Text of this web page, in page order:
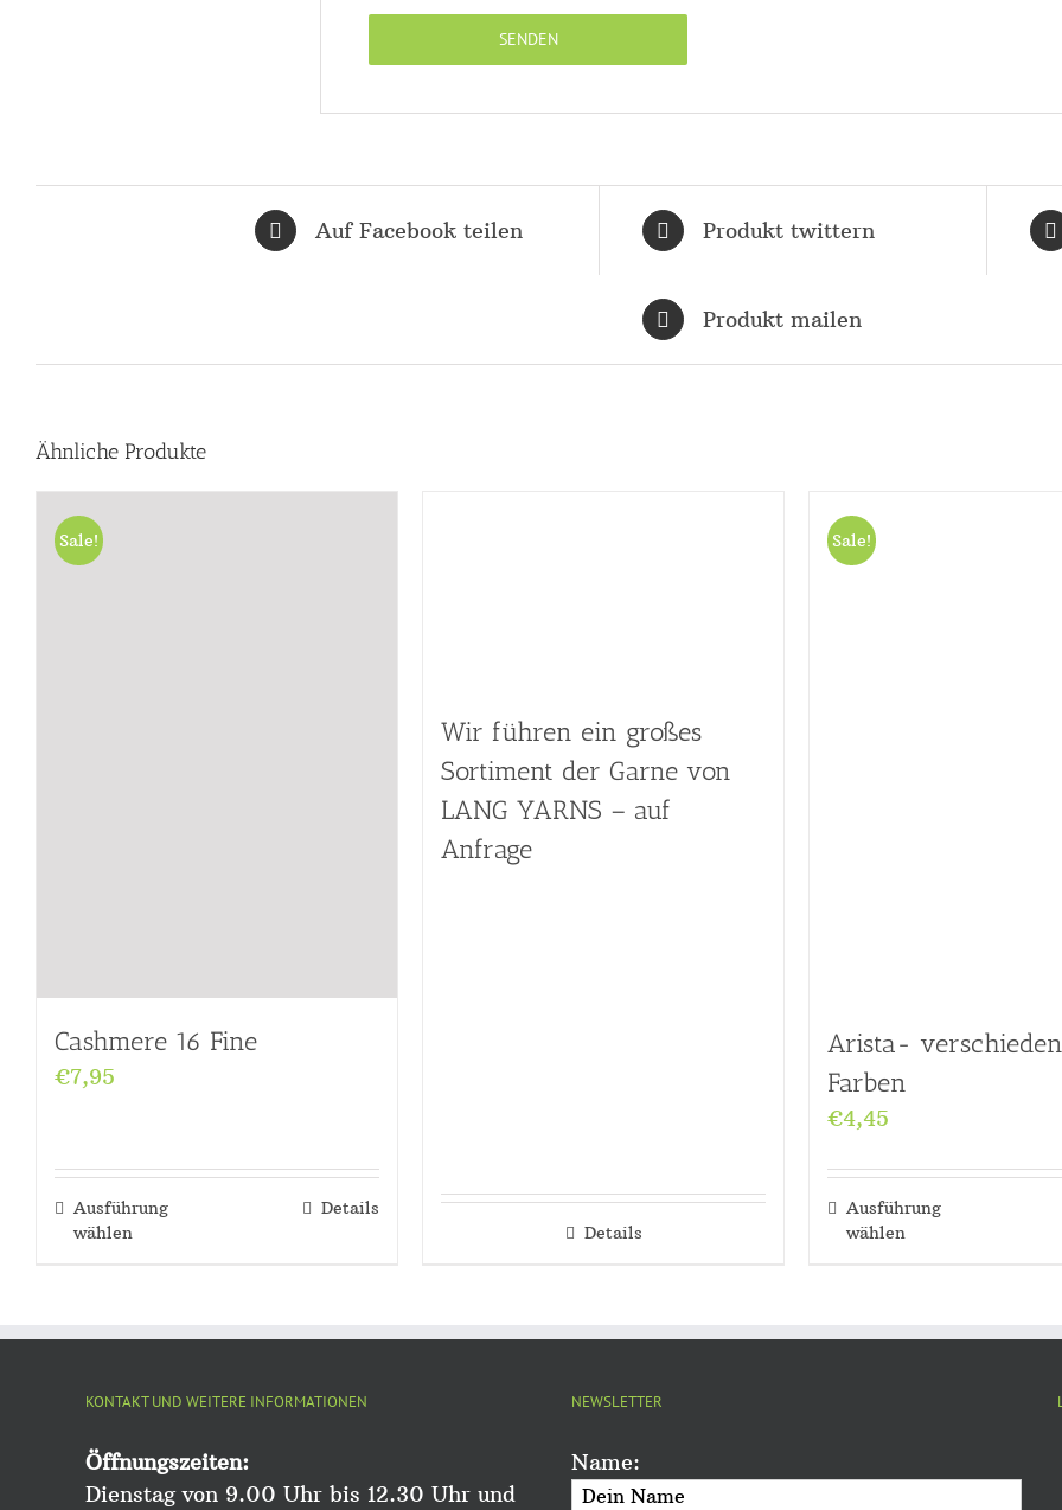
Auf Facebook teilen Produkt twittern
Produkt mailen
Ähnliche Produkte
Sale!
Cashmere 16 Fine
€7,95
Ausführung
wählen
Details
Wir führen ein großes
Sortiment der Garne von
LANG YARNS – auf
Anfrage
Details
Sale!
Arista-
Farben
€4,45
Ausführung
wählen
KONTAKT UND WEITERE INFORMATIONEN
Öffnungszeiten:
Dienstag von 9.00 Uhr bis 12.30 Uhr und
NEWSLETTER
Name: